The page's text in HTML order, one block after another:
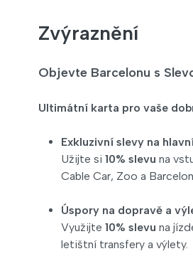
Zvýraznění
Objevte Barcelonu s
Ultimátní karta pro vaše
Exkluzivní slevy na
Užijte si 10% slevu na
Cable Car, Zoo a
Úspory na dopravě a
Využijte 10% slevu na
letištní transfery a výlety.